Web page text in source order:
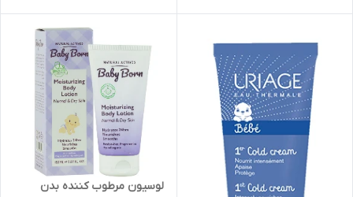
لوسیون مرطوب کننده بدن